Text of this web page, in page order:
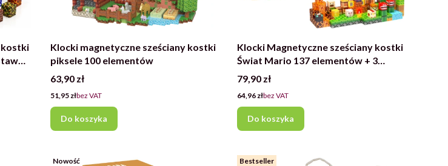
kostki
Klocki magnetyczne sześciany kostki
piksele 100 elementów
Cena
63,90 zł
Cena
51,95 złbez VAT
Do koszyka
Klocki Magnetyczne sześciany kostki
Świat Mario 137 elementów + 3
światełka LED
Cena
79,90 zł
Cena
64,96 złbez VAT
Do koszyka
Nowość Bestseller